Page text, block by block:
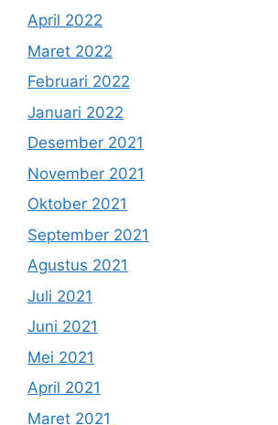
April 2022
Maret 2022
Februari 2022
Januari 2022
Desember 2021
November 2021
Oktober 2021
September 2021
Agustus 2021
Juli 2021
Juni 2021
Mei 2021
April 2021
Maret 2021